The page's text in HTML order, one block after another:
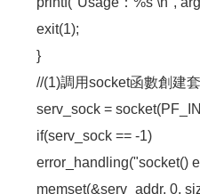
exit(1);
}
//(1)調用socket函數創建
serv_sock =
if(serv_sock == -1)
error_handling("socket()
memset(&serv_addr, 0,